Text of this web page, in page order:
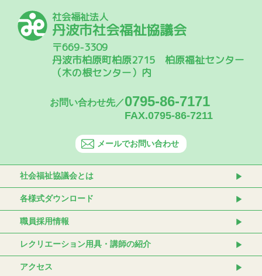
社会福祉法人
丹波市社会福祉協議会
〒669-3309
丹波市柏原町柏原2715 柏原福祉センター
（木の根センター）内
お問い合わせ先／0795-86-7171
FAX.0795-86-7211
メールでお問い合わせ
社会福祉協議会とは
各様式ダウンロード
職員採用情報
レクリエーション用具・講師の紹介
アクセス